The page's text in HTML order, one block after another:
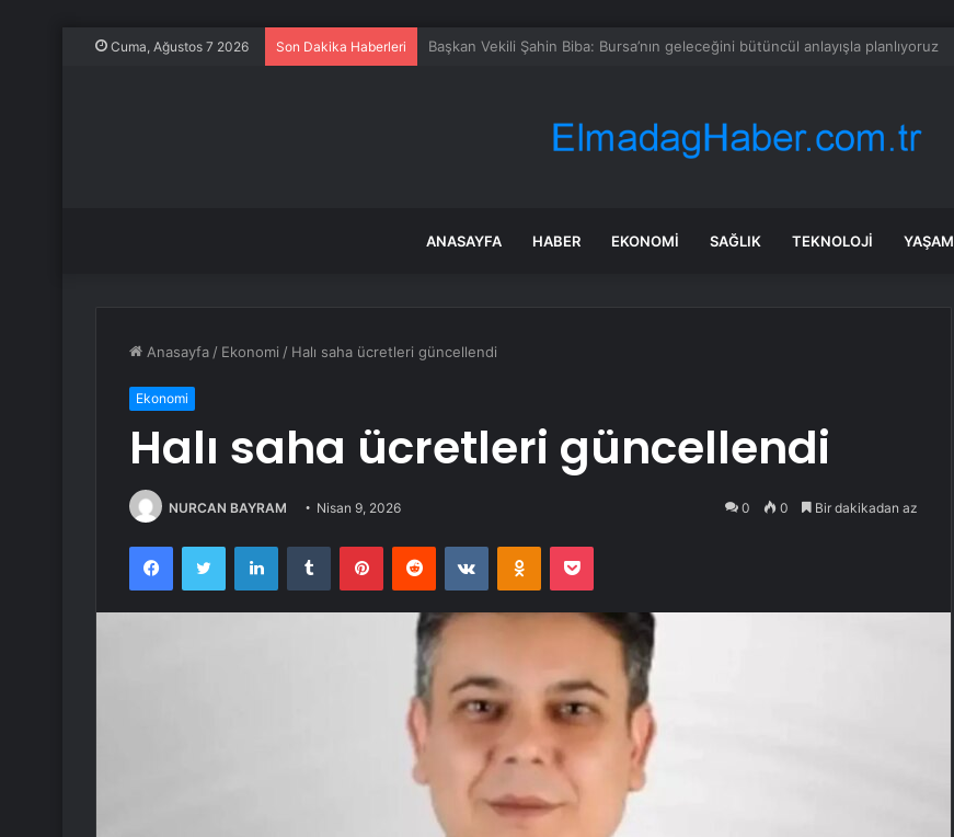
Cuma, Ağustos 7 2026 Son Dakika Haberleri Keskin’den Malatya Esnafına Destek Çağrısı
ANASAYFA HABER EKONOMI SAĞLIK TEKNOLOJI YAŞAM
Anasayfa / Ekonomi / Halı saha ücretleri güncellendi
Ekonomi
Halı saha ücretleri güncellendi
NURCAN BAYRAM Nisan 9, 2026 0 0 Bir dakikadan az
FacebookTwitter LinkedInTumblr PinterestReddit VKontakteOdnoklassniki
Pocket